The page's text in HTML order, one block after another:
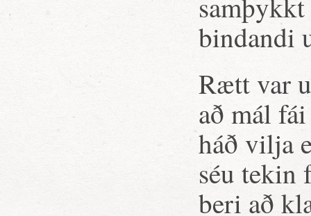
bindandi
Rætt var
að mál
háð vilja
séu
beri að